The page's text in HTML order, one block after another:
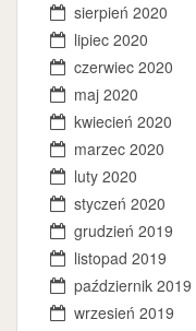
sierpień 2020
lipiec 2020
czerwiec 2020
maj 2020
kwiecień 2020
marzec 2020
luty 2020
styczeń 2020
grudzień 2019
listopad 2019
październik 2019
wrzesień 2019